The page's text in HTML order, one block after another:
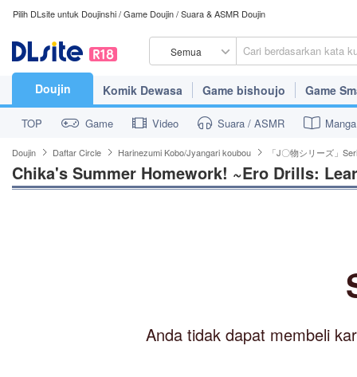
Pilih DLsite untuk Doujinshi / Game Doujin / Suara & ASMR Doujin
Semua
Doujin Komik Dewasa Game bishoujo Game
TOP Game Video Suara / ASMR Manga
Doujin Daftar Circle Harinezumi Kobo/Jyangari koubou 「J〇物シリーズ」Seri
Chika's Summer Homework! ~Ero Drills:
Anda tidak dapat membeli